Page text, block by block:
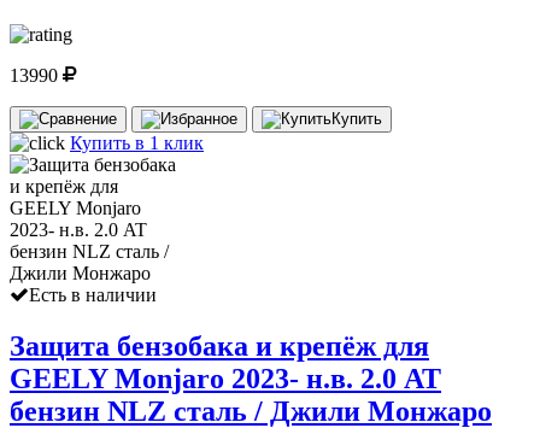
13990
Купить
Купить в 1 клик
Есть в наличии
Защита бензобака и крепёж для
GEELY Monjaro 2023- н.в. 2.0 AT
бензин NLZ сталь / Джили Монжаро